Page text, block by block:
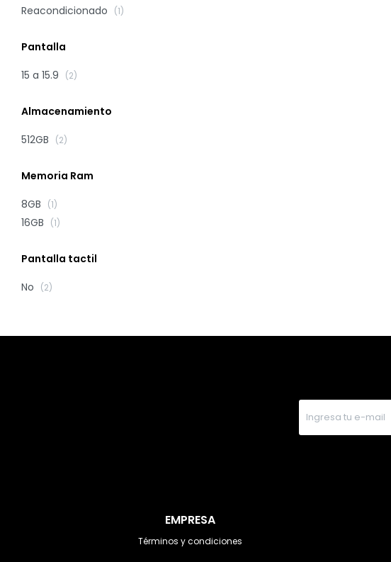
Reacondicionado (1)
Pantalla
15 a 15.9
(2)
Almacenamiento
512GB
(2)
Memoria Ram
8GB
(1)
16GB (1)
Pantalla tactil
No
(2)
EMPRESA
Términos y condiciones